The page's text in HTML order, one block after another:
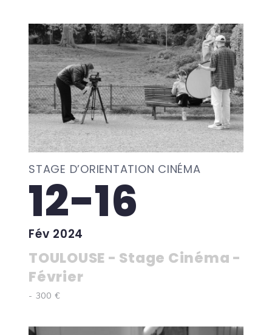
STAGE D’ORIENTATION CINÉMA
12-16
Fév 2024
TOULOUSE - Stage Cinéma -
Février
- 300 €